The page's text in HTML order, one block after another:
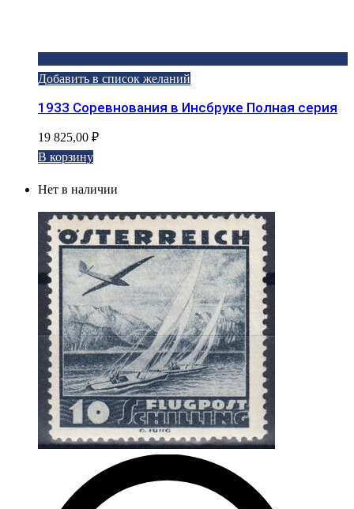
Добавить в список желаний
1933 Соревнования в Инсбруке Полная серия
19 825,00 ₽
В корзину
Нет в наличии